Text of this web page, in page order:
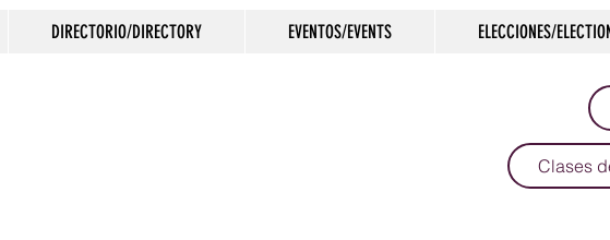
DIRECTORIO/DIRECTORY EVENTOS/EVENTS ELECCIONES/
Clases